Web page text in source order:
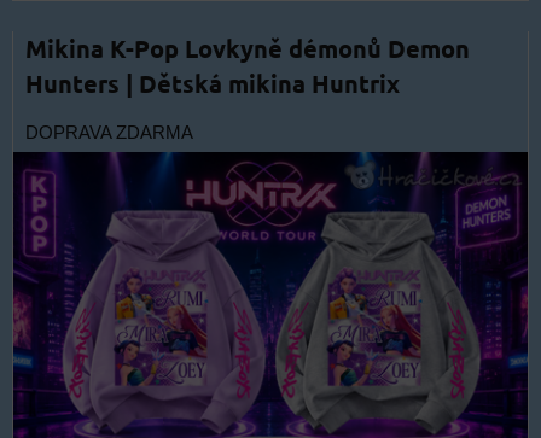
Mikina K-Pop Lovkyně démonů Demon
Hunters | Dětská mikina Huntrix
DOPRAVA ZDARMA